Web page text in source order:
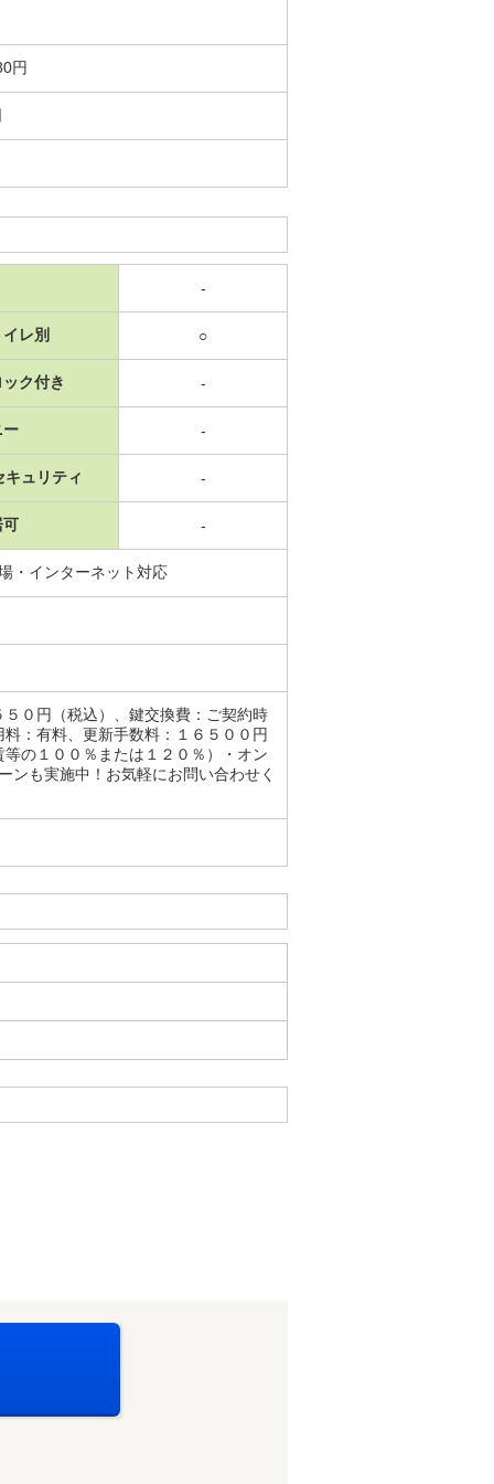
円
-
レ別 ○
ク付き -
ー -
キュリティ -
可 -
・インターネット対応
０円（税込）、鍵交換費：ご契約時
：有料、更新手数料：１６５００円
の１００％または１２０％）・オン
ンも実施中！お気軽にお問い合わせく